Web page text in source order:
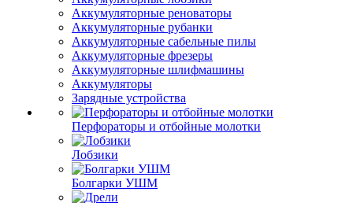
Аккумуляторные реноваторы
Аккумуляторные рубанки
Аккумуляторные сабельные пилы
Аккумуляторные фрезеры
Аккумуляторные шлифмашины
Аккумуляторы
Зарядные устройства
Перфораторы и отбойные молотки
Лобзики
Болгарки УШМ